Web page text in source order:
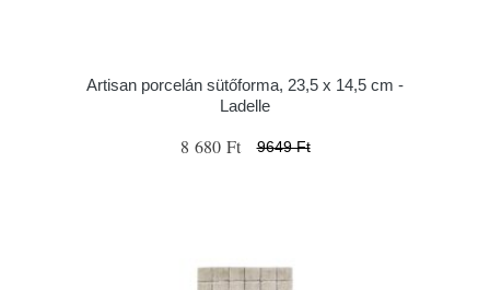
Artisan porcelán sütőforma, 23,5 x 14,5 cm -
Ladelle
8 680 Ft 9649 Ft